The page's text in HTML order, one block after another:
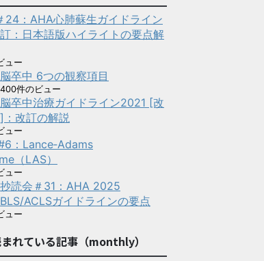
24：AHA心肺蘇生ガイドライン
：日本語版ハイライトの要点解
ュー
脳卒中 6つの観察項目
400件のビュー
脳卒中治療ガイドライン2021 [改
改訂の解説
ュー
：Lance‑Adams
（LAS）
ュー
抄読会＃31：AHA 2025
BLS/ACLSガイドラインの要点
ュー
れている記事（monthly）